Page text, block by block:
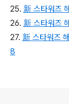
25. 新 스타워즈
26. 新 스타워즈
27. 新 스타워즈
8